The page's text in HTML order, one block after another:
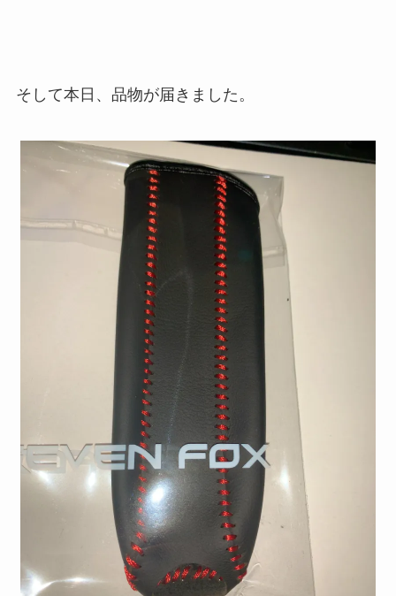
そして本日、品物が届きました。